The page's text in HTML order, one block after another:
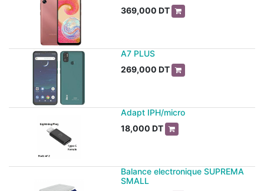
369,000 DT
A7 PLUS
269,000 DT
Adapt IPH/micro
18,000 DT
Balance electronique SUPREMA
SMALL